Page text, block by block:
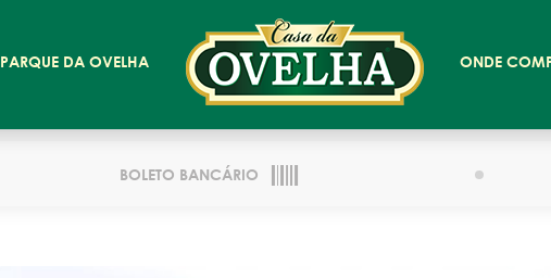
PARQUE DA OVELHA ONDE
BOLETO BANCÁRIO